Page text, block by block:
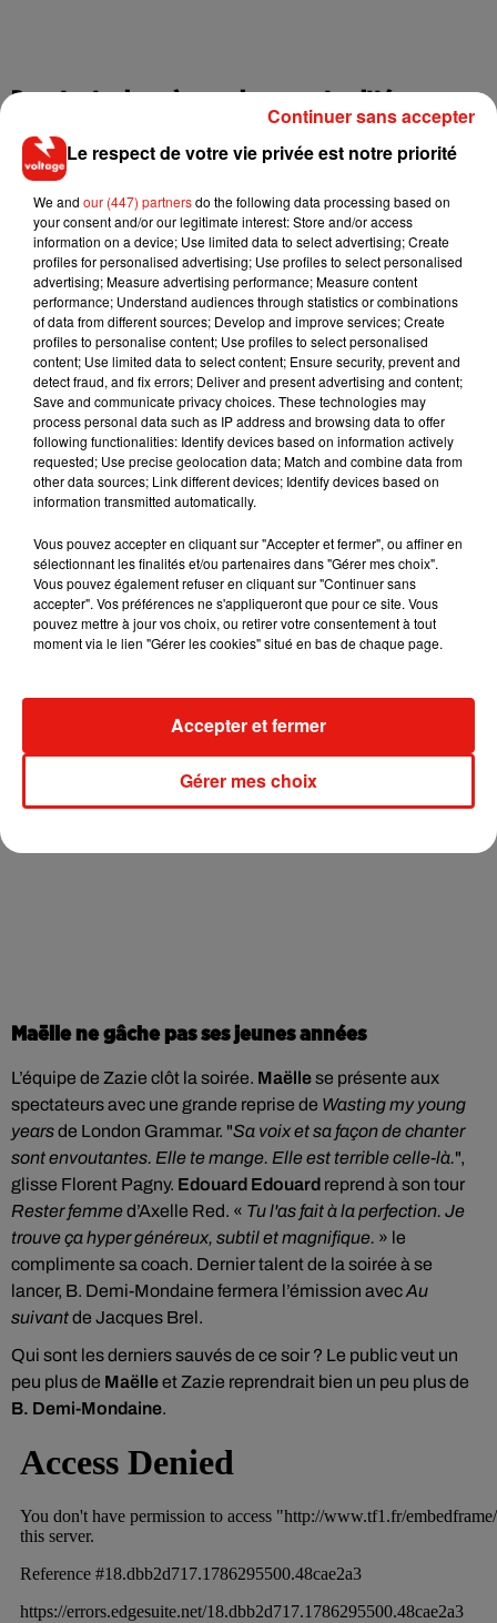
Pour toutes les mères qui nous ont quittés
L’équipe de Mika envahit à son tour la scène. Et c’est
Frédéric Longbois
qui subjugue à nouveau le public avec
une reprise pleine d’émotion dédiée à sa mère décédée de
Je voulais te dire que je t’attendsde Michel Jonasz.
Standing ovation bien méritée pour le chanteur de 54 ans.
Moi, je voulais vous dire que vous m'avez totalement émue.
Je pense qu'il y a des téléspectateurs derrière le téléphone
qui vous attendent.",lui confie Zazie avec des papillons dans
la voix.Guillaume a la lourde tâche de passer après en
reprenantLet’s dancede David Bowie. «Je n'attendais pas
toutes ces couleurs. L'arc-en-ciel qui sort de toi ! C'est
élégant.» le complimente Mika. C’est enfinCasanovaqui
clôture ce tour de chant avecLe chanteurde Daniel
Balavoine. Son coach est conquis. «Ta performance était
Le moment fatidique des résultats arrive : le public soutient
Frédéric Longboiset Mika sauveCasanova.
Maëlle ne gâche pas ses jeunes années
L’équipe de Zazie clôt la soirée. Maëllese présente aux
spectateurs avec une grande reprise de Wasting my young
yearsde London Grammar. "Sa voix et sa façon de chanter
sont envoutantes. Elle te mange. Elle est terrible celle-là.",
glisse Florent Pagny. Edouard Edouard reprend à son tour
Rester femmed’Axelle Red. « Tu l'as fait à la perfection. Je
trouve ça hyper généreux, subtil et magnifique. » le
complimente sa coach. Dernier talent de la soirée à se
lancer, B. Demi-Mondaine fermera l’émission avecAu
suivantde Jacques Brel.
Qui sont les derniers sauvés de ce soir ? Le public veut un
peu plus de Maëlleet Zazie reprendrait bien un peu plus de
B. Demi-Mondaine.
Le respect de votre vie privée est notre priorité
We and our (447) partnersdo the following data processing based on
your consent and/or our legitimate interest: Store and/or access
information on a device; Use limited data to select advertising; Create
profiles for personalised advertising; Use profiles to select personalised
advertising; Measure advertising performance; Measure content
performance; Understand audiences through statistics or combinations
of data from different sources; Develop and improve services; Create
profiles to personalise content; Use profiles to select personalised
content; Use limited data to select content; Ensure security, prevent and
detect fraud, and fix errors; Deliver and present advertising and content;
Save and communicate privacy choices. These technologies may
process personal data such as IP address and browsing data to offer
following functionalities: Identify devices based on information actively
requested; Use precise geolocation data; Match and combine data from
other data sources; Link different devices; Identify devices based on
information transmitted automatically.
Vous pouvez accepter en cliquant sur "Accepter et fermer", ou affiner en
sélectionnant les finalités et/ou partenaires dans "Gérer mes choix".
Vous pouvez également refuser en cliquant sur "Continuer sans
accepter". Vos préférences ne s'appliqueront que pour ce site. Vous
pouvez mettre à jour vos choix, ou retirer votre consentement à tout
moment via le lien "Gérer les cookies" situé en bas de chaque page.
Gérer mes choix
Accepter et fermer
Continuer sans accepter